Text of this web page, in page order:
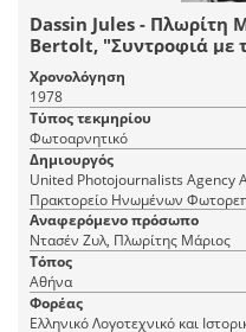
Dassin Jules - Πλωρίτη
Bertolt, "Συντροφιά με
Χρονολόγηση
1978
Τύπος τεκμηρίου
Φωτοαρνητικό
Δημιουργός
United Photojournalists Agency Athens, Pesmazoglou Arcade,
Πρακτορείο Ηνωμένων Φωτορεπόρτερ Αθήνα,
Πεσμαζόγλου, τηλ. 22-348
Αναφερόμενο πρόσωπο
Ντασέν Ζυλ, Πλωρίτης Μάριος
Τόπος
Αθήνα
Φορέας
Ελληνικό Λογοτεχνικό και